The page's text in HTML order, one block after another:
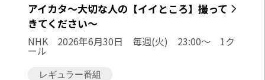
アイカタ〜大切な人の【イイところ】撮って
きてください〜
NHK 2026年6月30日 毎週(火) 23:00～ 1ク
ール
レギュラー番組